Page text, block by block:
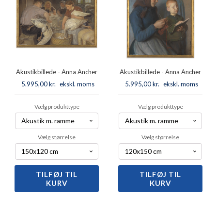
Akustikbillede - Anna Ancher
5.995,00kr. ekskl. moms
Vælg produkttype
Vælg størrelse
Akustikbillede
-
Anna
TILFØJ TIL
KURV
Akustikbillede - Anna Ancher
5.995,00kr. ekskl. moms
Vælg produkttype
Vælg størrelse
Akustikbillede
-
Anna
TILFØJ TIL
KURV